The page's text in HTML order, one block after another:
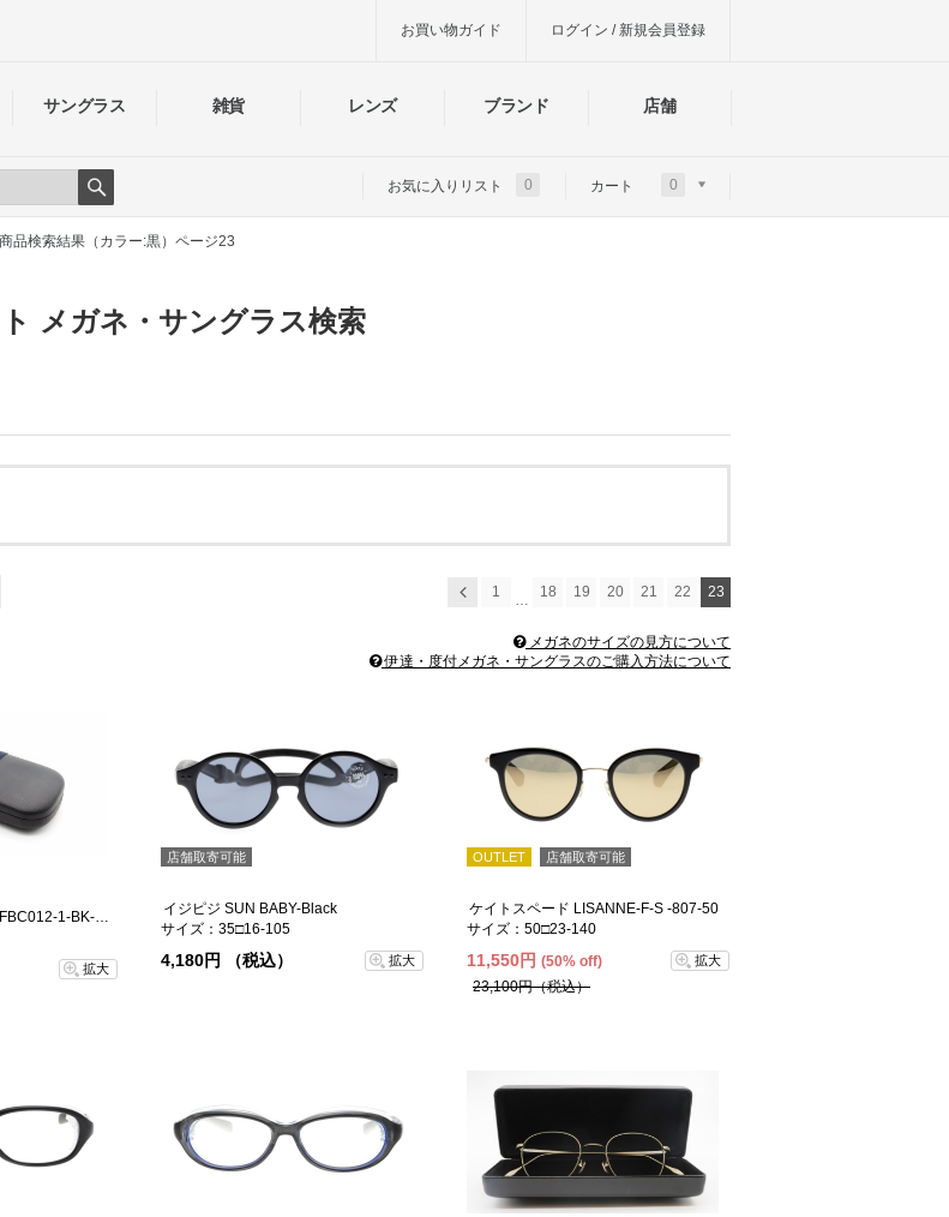
サングラス 雑貨 レンズ ブランド 店舗
お買い物ガイド ログイン / 新規会員登録
Search
お気に入りリスト 0 カート 0
商品検索結果（カラー:黒）ページ23
メガネ・サングラス検索
前へ
1 18 19 20 21 22 23
メガネのサイズの見方について
伊達・度付メガネ・サングラスのご購入方法について
拡大
店舗取寄可能
イジピジ SUN BABY-Black
サイズ：35□16-105
4,180円 （税込） 拡大
OUTLET 店舗取寄可能
ケイトスペード LISANNE-F-S -807-50
サイズ：50□23-140
11,550円 (50% off)
23,100円（税込）
拡大